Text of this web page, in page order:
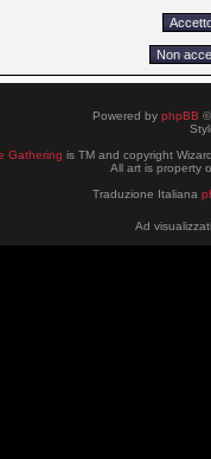
Powered by phpBB
Gathering is TM and copyright
All art is property
Traduzione Italiana
Ad